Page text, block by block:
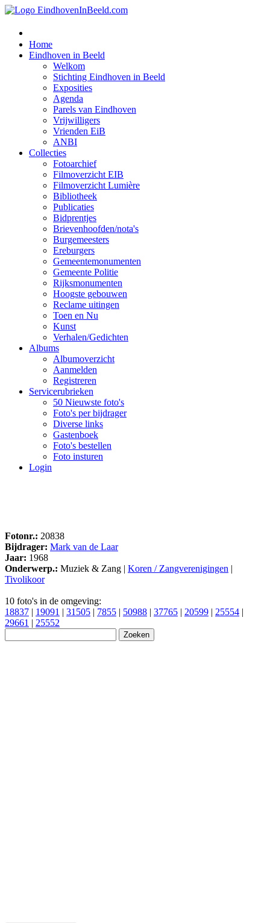
Home
Eindhoven in Beeld
Welkom
Stichting Eindhoven in Beeld
Exposities
Agenda
Parels van Eindhoven
Vrijwilligers
Vrienden EiB
ANBI
Collecties
Fotoarchief
Filmoverzicht EIB
Filmoverzicht Lumière
Bibliotheek
Publicaties
Bidprentjes
Brievenhoofden/nota's
Burgemeesters
Ereburgers
Gemeentemonumenten
Gemeente Politie
Rijksmonumenten
Hoogste gebouwen
Reclame uitingen
Toen en Nu
Kunst
Verhalen/Gedichten
Albums
Albumoverzicht
Aanmelden
Registreren
Servicerubrieken
50 Nieuwste foto's
Foto's per bijdrager
Diverse links
Gastenboek
Foto's bestellen
Foto insturen
Login
Fotonr.: 20838
Bijdrager: Mark van de Laar
Jaar: 1968
Onderwerp.: Muziek & Zang | Koren / Zangverenigingen |
Tivolikoor
10 foto's in de omgeving:
18837 | 19091 | 31505 | 7855 | 50988 | 37765 | 20599 | 25554 |
29661 | 25552